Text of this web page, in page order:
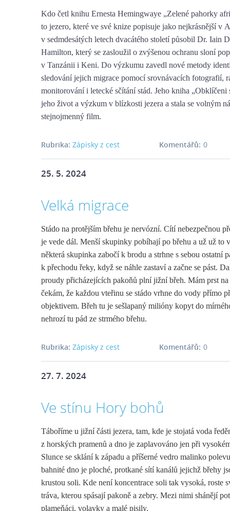
Kdo četl knihu Ernesta Hemingwaye „Zelené pahorky
to jezero, které ve své knize popisuje jako nejkrásnější v
v sedmdesátých letech dvacátého století působil Dr. Iain
Hamilton, který se zasloužil o zvýšenou ochranu sloní
v Tanzánii i Keni. Do výzkumu zavedl nové metody
sledování jejich migrace pomocí srovnávacích fotografií,
monitorování i letecké sčítání stád. Jeho kniha „Obklíčeni
jeho život a výzkum v blízkosti jezera a stala se volným
stejnojmenný film.
Rubrika: Zápisky z cest 0
Komentářů:
25. 5. 2024
Velká migrace
Stádo na protějším břehu je nervózní. Cítí nebezpečnou
je vede dál. Menší skupinky pobíhají po břehu a už už to
některá skupinka zabočí k brodu a strhne s sebou ostatní
k přechodu řeky, když se náhle zastaví a začne se pást.
proudy přicházejících pakoňů plní jižní břeh. Mám prst na
čekám, že každou vteřinu se stádo vrhne do vody přímo
objektivem. Břeh tu je sešlapaný milióny kopyt do
nehrozí tu pád ze strmého břehu.
Rubrika: Zápisky z cest 0
Komentářů:
27. 7. 2024
Ve stínu Hory bohů
Táboříme u jižní části jezera, tam, kde je stojatá voda
z horských pramenů a dno je zaplavováno jen při
Slunce se sklání k západu a příšerné vedro malinko
bahnité dno je ploché, protkané sítí kanálů jejichž břehy
krustou soli. Kde není koncentrace soli tak vysoká, roste
tráva, kterou spásají pakoně a zebry. Mezi nimi shánějí
plameňáci, volavky a malé pisily.